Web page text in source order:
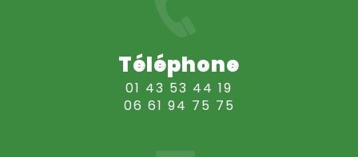
Téléphone
01 43 53 44 19
06 61 94 75 75